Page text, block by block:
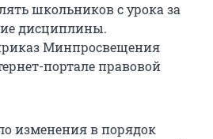
школьников с урока за
дисциплины.
Минпросвещения
портале правовой
изменения в порядок